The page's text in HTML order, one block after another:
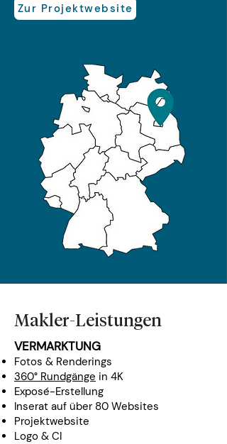
Zur Projektwebsite
Makler-Leistungen
VERMARKTUNG
Fotos & Renderings
360° Rundgänge in 4K
Exposé-Erstellung
Inserat auf über 80 Websites
Projektwebsite
Logo & CI